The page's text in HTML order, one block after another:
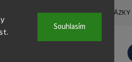
Souhlasím
ČASTO KLADENÉ OTÁZKY